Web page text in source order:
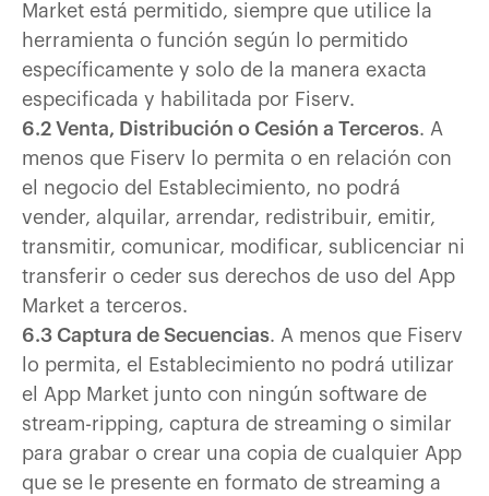
Market está permitido, siempre que utilice la
herramienta o función según lo permitido
específicamente y solo de la manera exacta
especificada y habilitada por Fiserv.
6.2 Venta, Distribución o Cesión a Terceros. A
menos que Fiserv lo permita o en relación con
el negocio del Establecimiento, no podrá
vender, alquilar, arrendar, redistribuir, emitir,
transmitir, comunicar, modificar, sublicenciar ni
transferir o ceder sus derechos de uso del App
Market a terceros.
6.3 Captura de Secuencias. A menos que Fiserv
lo permita, el Establecimiento no podrá utilizar
el App Market junto con ningún software de
stream-ripping, captura de streaming o similar
para grabar o crear una copia de cualquier App
que se le presente en formato de streaming a